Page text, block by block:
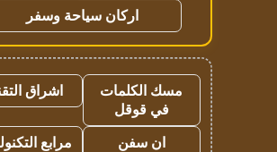
اركان سياحة وسفر
مسك الكلمات
في قوقل
اشراق
ان سفن
مرابع